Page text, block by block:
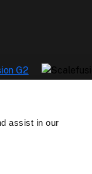
assist in our